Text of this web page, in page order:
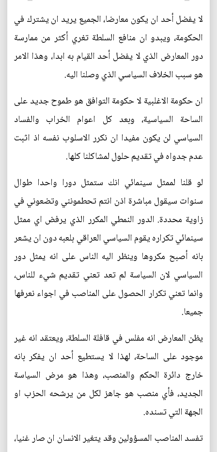
لا يفضل أحد ان يكون معارضا، الجميع يريد ان يشترك في
الحكومة، ويبدو ان منافع السلطة تغري أكثر من ممارسة
دور المعارض الذي لا يفضل أحد القيام به ابدا، وهذا الامر
هو سبب الخلاف السياسي الذي وصلنا اليه.
ان حكومة الاغلبية لا حكومة التوافق هو طموح جديد على
الساحة السياسية، وبعد كل اعوام الخراب والفساد
السياسي لن يكون مفيدا ان نكرر الاسلوب نفسه اذ اثبت
عدم جدواه في تقديم حلول لمشاكلنا كلها.
لو قلنا لممثل سينمائي انك ستمثل دورا واحدا طوال
سنوات سيقول مباشرة اذن انتم تحطمونني وتضعوني في
زاوية محددة. الدور النمطي المكرر الذي يرفض اي ممثل
سينمائي تكراره يقوم السياسي العراقي بلعبه دون ان يشعر
بانه أصبح مكروها وينظر اليه الناس على انه يمثل دور
السياسي لان السياسة لم تعد تعني تقديم شيء للناس،
وانما تعني تكرار الحصول على المناصب في اجواء نعرفها
جميعا.
يظن المعارض انه مفلس في قافلة السلطة، ويعتقد انه غير
موجود على الساحة، لهذا لا يستطيع أحد ان يفكر بانه
خارج دائرة الحكم والمنصب، وهذا هو مرض السياسة
الجديد، فأي منصب هو جاهز لكل من يرشحه الحزب او
الجهة التي تسنده.
تفسد المناصب المسؤولين وقد يتغير الانسان ان صار غنيا،